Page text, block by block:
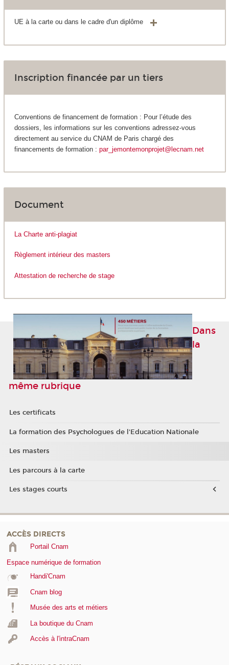
UE à la carte ou dans le cadre d'un diplôme
Inscription financée par un tiers
Conventions de financement de formation : Pour l’étude des
dossiers, les informations sur les conventions adressez-vous
directement au service du CNAM de Paris chargé des
financements de formation : par_jemontemonprojet@lecnam.net
Document
La Charte anti-plagiat
Règlement intérieur des masters
Attestation de recherche de stage
Dans
la
même rubrique
Les certificats
La formation des Psychologues de l'Education Nationale
Les masters
Les parcours à la carte
Les stages courts
ACCÈS DIRECTS
Portail Cnam
Espace numérique de formation
Handi'Cnam
Cnam blog
Musée des arts et métiers
La boutique du Cnam
Accès à l'intraCnam